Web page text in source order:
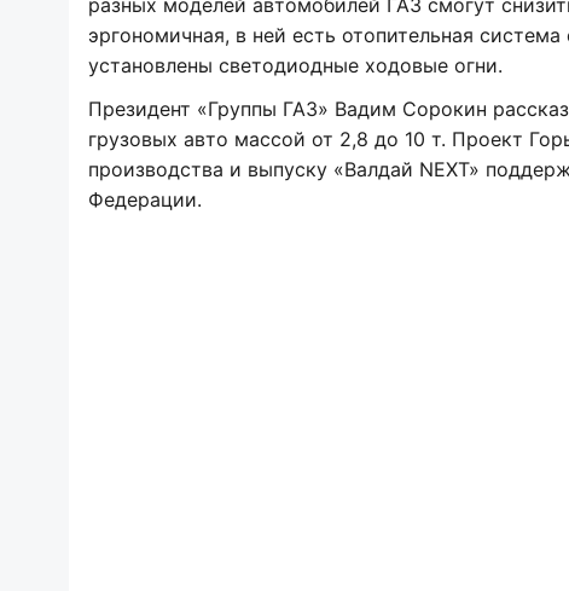
разных моделей автомобилей ГАЗ смогут
эргономичная, в ней есть отопительная
установлены светодиодные ходовые огни.
Президент «Группы ГАЗ» Вадим Сорокин
грузовых авто массой от 2,8 до 10 т. Проект
производства и выпуску «Валдай NEXT»
Федерации.